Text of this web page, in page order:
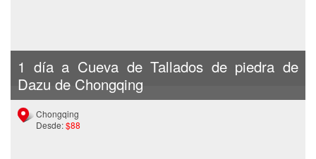
1 día a Cueva de Tallados de piedra de
Dazu de Chongqing
Chongqing
Desde:$88